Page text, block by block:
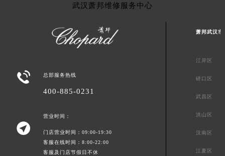
武汉萧邦维修服务中心
 总部服务热线
400-885-0231

营业时间：
门店营业时间：09:00-19:30
客服在线时间：8:00-22:00
客服及门店节假日不休
萧邦武汉市
江岸区
硚口区
武昌区
洪山区
汉南区
江夏区